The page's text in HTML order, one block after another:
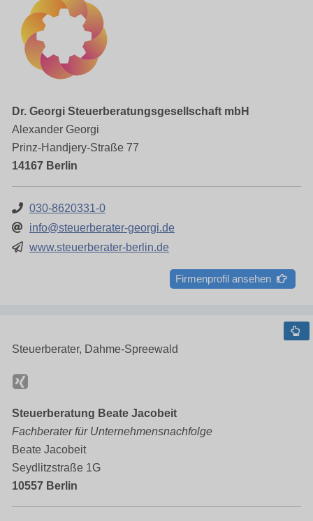
Dr. Georgi Steuerberatungsgesellschaft mbH
Alexander Georgi
Prinz-Handjery-Straße 77
14167 Berlin
030-8620331-0
info@steuerberater-georgi.de
www.steuerberater-berlin.de
Firmenprofil ansehen
Steuerberater, Dahme-Spreewald
Steuerberatung Beate Jacobeit
Fachberater für Unternehmensnachfolge
Beate Jacobeit
Seydlitzstraße 1G
10557 Berlin